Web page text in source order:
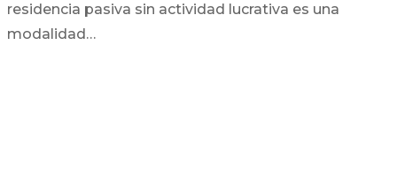
residencia pasiva sin actividad lucrativa es una
modalidad…